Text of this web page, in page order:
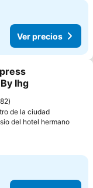
Ver precios
Ihg
de la ciudad
del hotel hermano